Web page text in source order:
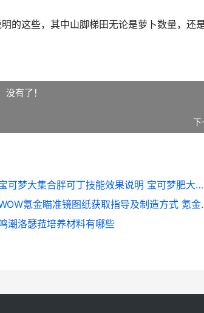
的这些，其中山脚梯田无论是萝卜数量，还
没有了！
下
宝可梦大集合胖可丁技能效果说明 宝可梦肥大是谁
WOW氪金瞄
潮洛瑟菈培养材料有哪些